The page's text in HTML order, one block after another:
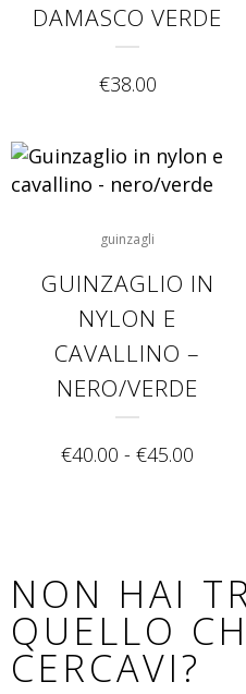
DAMASCO VERDE
€38.00
guinzagli
GUINZAGLIO IN
NYLON E
CAVALLINO –
NERO/VERDE
€40.00 - €45.00
NON HAI
QUELLO
CERCAVI?